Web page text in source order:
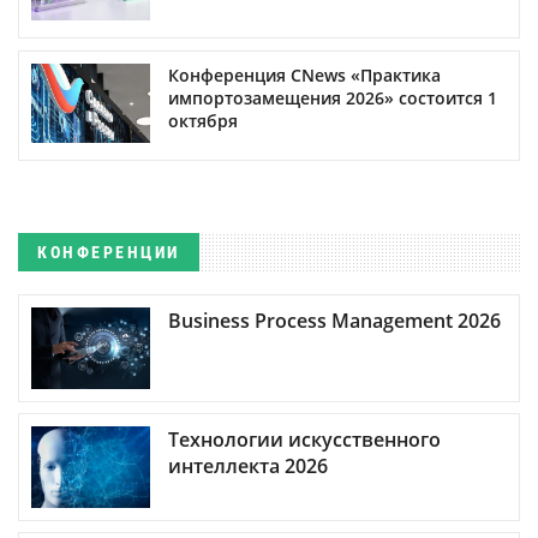
Конференция CNews «Практика
импортозамещения 2026» состоится 1
октября
КОНФЕРЕНЦИИ
Business Process Management 2026
Технологии искусственного
интеллекта 2026